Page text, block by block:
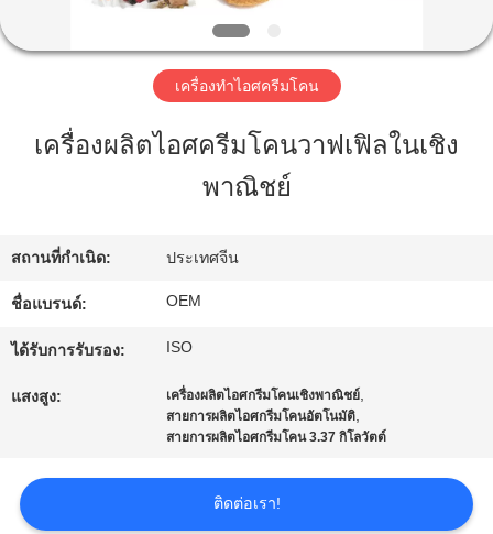
กับ
ควบคุม
คุณภาพ
เรา
เครื่องทำไอศครีมโคน
เครื่องผลิตไอศครีมโคนวาฟเฟิลในเชิง
พาณิชย์
สถานที่กำเนิด: ประเทศจีน
ชื่อแบรนด์: OEM
ได้รับการรับรอง: ISO
แสงสูง: เครื่องผลิตไอศกรีมโคนเชิงพาณิชย์,
สายการผลิตไอศกรีมโคนอัตโนมัติ,
สายการผลิตไอศกรีมโคน 3.37 กิโลวัตต์
ติดต่อเรา!